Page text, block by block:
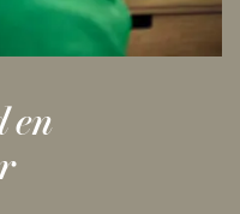
en